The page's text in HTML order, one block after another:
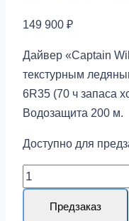
149 900 ₽
Дайвер «Captain
текстурным
6R35 (70 ч запаса
Водозащита 200 м.
Доступно для
Количество
товара
SeikoПредзаказ